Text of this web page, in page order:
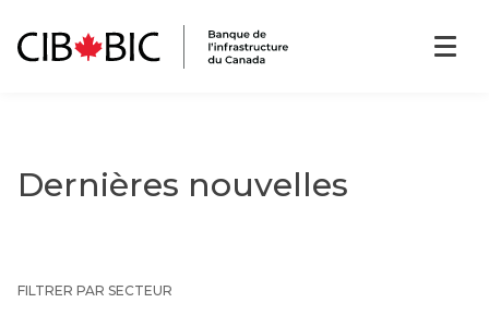
Dernières nouvelles
FILTRER PAR SECTEUR